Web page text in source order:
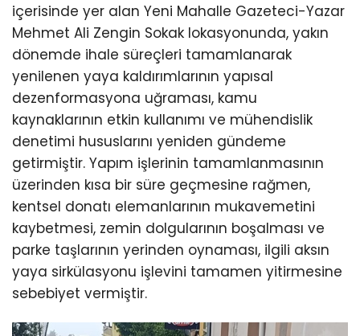
içerisinde yer alan Yeni Mahalle Gazeteci-Yazar
Mehmet Ali Zengin Sokak lokasyonunda, yakın
dönemde ihale süreçleri tamamlanarak
yenilenen yaya kaldırımlarının yapısal
dezenformasyona uğraması, kamu
kaynaklarının etkin kullanımı ve mühendislik
denetimi hususlarını yeniden gündeme
getirmiştir. Yapım işlerinin tamamlanmasının
üzerinden kısa bir süre geçmesine rağmen,
kentsel donatı elemanlarının mukavemetini
kaybetmesi, zemin dolgularının boşalması ve
parke taşlarının yerinden oynaması, ilgili aksın
yaya sirkülasyonu işlevini tamamen yitirmesine
sebebiyet vermiştir.